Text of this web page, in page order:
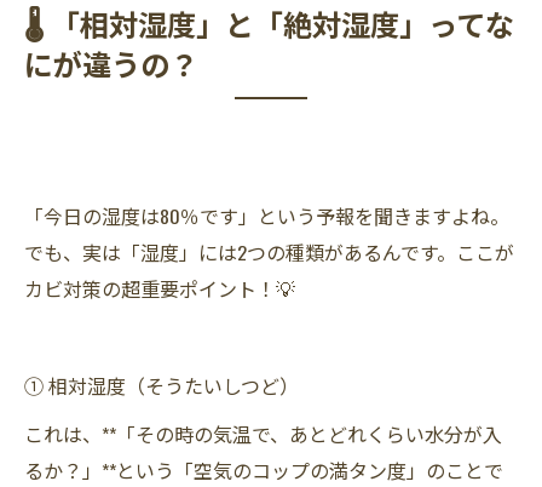
🌡️ 「相対湿度」と「絶対湿度」ってな
にが違うの？
「今日の湿度は80％です」という予報を聞きますよね。
でも、実は「湿度」には2つの種類があるんです。ここが
カビ対策の超重要ポイント！💡
① 相対湿度（そうたいしつど）
これは、**「その時の気温で、あとどれくらい水分が入
るか？」**という「空気のコップの満タン度」のことで